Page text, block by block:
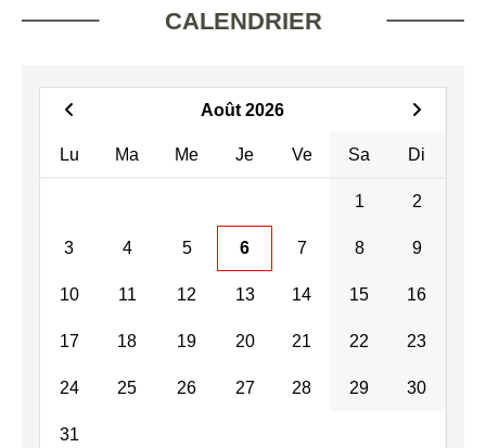
CALENDRIER
Août 2026
Lu Ma Me Je Ve Sa Di
1 2
3 4 5 6 7 8 9
10 11 12 13 14 15 16
17 18 19 20 21 22 23
24 25 26 27 28 29 30
31